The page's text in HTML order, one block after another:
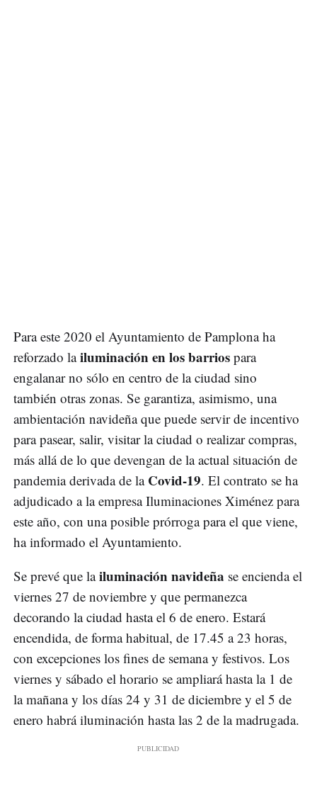
Para este 2020 el Ayuntamiento de Pamplona ha
reforzado lailuminación en los barrios para
engalanar no sólo en centro de la ciudad sino
también otras zonas. Se garantiza, asimismo, una
ambientación navideña que puede servir de incentivo
para pasear, salir, visitar la ciudad o realizar compras,
más allá de lo que devengan de la actual situación de
pandemia derivada de la Covid-19. El contrato se ha
adjudicado a la empresa Iluminaciones Ximénez para
este año, con una posible prórroga para el que viene,
ha informado el Ayuntamiento.
Se prevé que lailuminación navideña se encienda el
viernes 27 de noviembre y que permanezca
decorando la ciudad hasta el 6 de enero. Estará
encendida, de forma habitual, de 17.45 a 23 horas,
con excepciones los fines de semana y festivos. Los
viernes y sábado el horario se ampliará hasta la 1 de
la mañana y los días 24 y 31 de diciembre y el 5 de
enero habrá iluminación hasta las 2 de la madrugada.